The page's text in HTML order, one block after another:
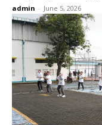
admin - June 5, 2026